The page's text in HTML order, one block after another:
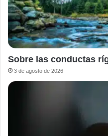
Sobre las conductas
3 de agosto de 2026